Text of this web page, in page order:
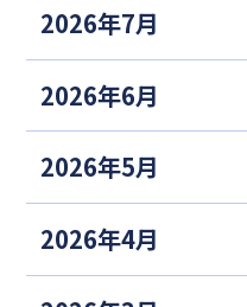
2026年7月
2026年6月
2026年5月
2026年4月